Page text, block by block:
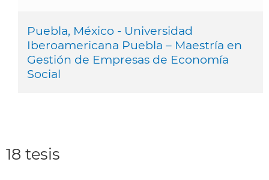
Puebla, México - Universidad
Iberoamericana Puebla – Maestría en
Gestión de Empresas de Economía
Social
18 tesis